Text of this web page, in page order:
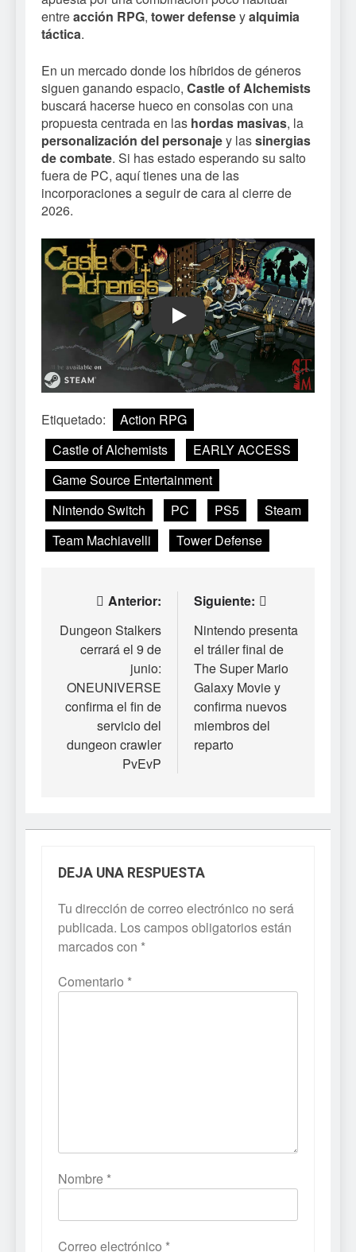
entreacción RPG, tower defenseyalquimia
táctica.
En un mercado donde los híbridos de géneros
siguen ganando espacio, Castle of Alchemists
buscará hacerse hueco en consolas con una
propuesta centrada en las hordas masivas, la
personalización del personajey lassinergias
de combate. Si has estado esperando su salto
fuera de PC, aquí tienes una de las
incorporaciones a seguir de cara al cierre de
2026.
Play
Etiquetado:
Action RPG
Castle of Alchemists
EARLY ACCESS
Game Source Entertainment
Nintendo Switch
PC PS5
Steam
Team Machiavelli
Tower Defense
Navegación
de
entradas
Anterior:
Dungeon Stalkers
cerrará el 9 de
junio:
ONEUNIVERSE
confirma el fin de
servicio del
dungeon crawler
PvEvP
Siguiente:
Nintendo presenta
el tráiler final de
The Super Mario
Galaxy Movie y
confirma nuevos
miembros del
reparto
DEJA UNA RESPUESTA
Tu dirección de correo electrónico no será
publicada. Los campos obligatorios están
marcados con *
Comentario *
Nombre *
Correo electrónico *